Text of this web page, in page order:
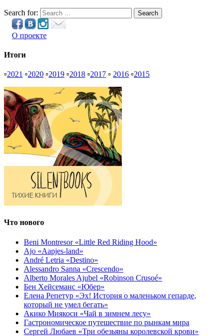
Search for: Search
О проекте
Итоги
▫2021 ▫2020 ▫2019 ▫2018 ▫2017 ▫ 2016 ▫2015
Что нового
Beni Montresor «Little Red Riding Hood»
Ajo «Aapjes-land»
André Letria «Destino»
Alessandro Sanna «Crescendo»
Alberto Morales Ajubel «Robinson Crusoé»
Бен Хейсеманс «Юбер»
Елена Репетур «Эх! История о маленьком гепарде,
который не умел бегать»
Акико Миякоси «Чай в зимнем лесу»
Гастрономическое путешествие по рынкам мира
Сергей Любаев «Три обезьяны королевской крови»